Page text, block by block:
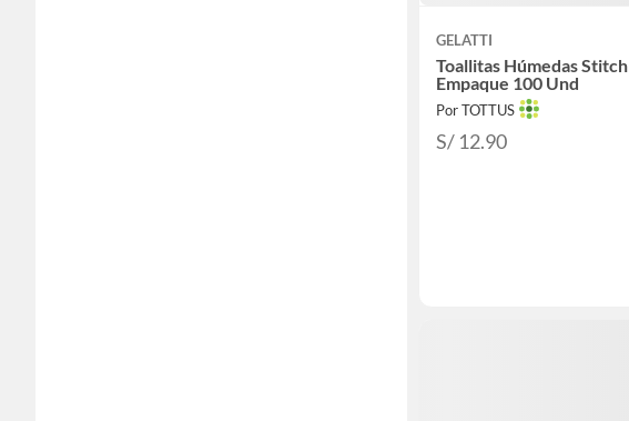
GELATTI
Toallitas Húmedas Stitch
Empaque 100 Und
Por TOTTUS
S/ 12.90